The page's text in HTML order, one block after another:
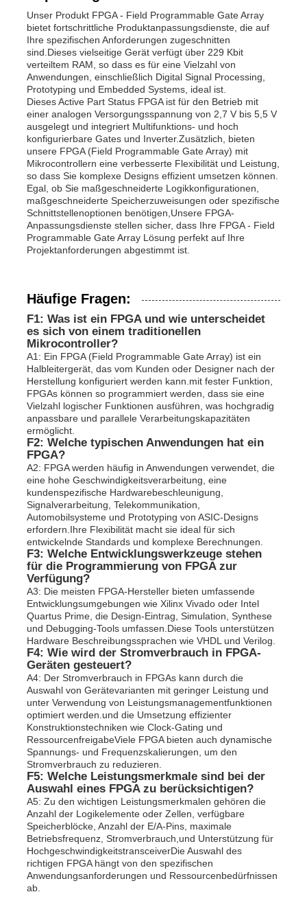
Unser Produkt FPGA - Field Programmable Gate Array
bietet fortschrittliche Produktanpassungsdienste, die auf
Ihre spezifischen Anforderungen zugeschnitten
sind.Dieses vielseitige Gerät verfügt über 229 Kbit
verteiltem RAM, so dass es für eine Vielzahl von
Anwendungen, einschließlich Digital Signal Processing,
Prototyping und Embedded Systems, ideal ist.
Dieses Active Part Status FPGA ist für den Betrieb mit
einer analogen Versorgungsspannung von 2,7 V bis 5,5 V
ausgelegt und integriert Multifunktions- und hoch
konfigurierbare Gates und Inverter.Zusätzlich, bieten
unsere FPGA (Field Programmable Gate Array) mit
Mikrocontrollern eine verbesserte Flexibilität und Leistung,
so dass Sie komplexe Designs effizient umsetzen können.
Egal, ob Sie maßgeschneiderte Logikkonfigurationen,
maßgeschneiderte Speicherzuweisungen oder spezifische
Schnittstellenoptionen benötigen,Unsere FPGA-
Anpassungsdienste stellen sicher, dass Ihre FPGA - Field
Programmable Gate Array Lösung perfekt auf Ihre
Projektanforderungen abgestimmt ist.
Häufige Fragen:
F1: Was ist ein FPGA und wie unterscheidet
es sich von einem traditionellen
Mikrocontroller?
A1: Ein FPGA (Field Programmable Gate Array) ist ein
Halbleitergerät, das vom Kunden oder Designer nach der
Herstellung konfiguriert werden kann.mit fester Funktion,
FPGAs können so programmiert werden, dass sie eine
Vielzahl logischer Funktionen ausführen, was hochgradig
anpassbare und parallele Verarbeitungskapazitäten
ermöglicht.
F2: Welche typischen Anwendungen hat ein
FPGA?
A2: FPGA werden häufig in Anwendungen verwendet, die
eine hohe Geschwindigkeitsverarbeitung, eine
kundenspezifische Hardwarebeschleunigung,
Signalverarbeitung, Telekommunikation,
Automobilsysteme und Prototyping von ASIC-Designs
erfordern.Ihre Flexibilität macht sie ideal für sich
entwickelnde Standards und komplexe Berechnungen.
F3: Welche Entwicklungswerkzeuge stehen
für die Programmierung von FPGA zur
Verfügung?
A3: Die meisten FPGA-Hersteller bieten umfassende
Entwicklungsumgebungen wie Xilinx Vivado oder Intel
Quartus Prime, die Design-Eintrag, Simulation, Synthese
und Debugging-Tools umfassen.Diese Tools unterstützen
Hardware Beschreibungssprachen wie VHDL und Verilog.
F4: Wie wird der Stromverbrauch in FPGA-
Geräten gesteuert?
A4: Der Stromverbrauch in FPGAs kann durch die
Auswahl von Gerätevarianten mit geringer Leistung und
unter Verwendung von Leistungsmanagementfunktionen
optimiert werden.und die Umsetzung effizienter
Konstruktionstechniken wie Clock-Gating und
RessourcenfreigabeViele FPGA bieten auch dynamische
Spannungs- und Frequenzskalierungen, um den
Stromverbrauch zu reduzieren.
F5: Welche Leistungsmerkmale sind bei der
Auswahl eines FPGA zu berücksichtigen?
A5: Zu den wichtigen Leistungsmerkmalen gehören die
Anzahl der Logikelemente oder Zellen, verfügbare
Speicherblöcke, Anzahl der E/A-Pins, maximale
Betriebsfrequenz, Stromverbrauch,und Unterstützung für
HochgeschwindigkeitstransceiverDie Auswahl des
richtigen FPGA hängt von den spezifischen
Anwendungsanforderungen und Ressourcenbedürfnissen
ab.